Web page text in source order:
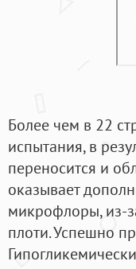
Более чем в 22
испытания, в
переносится и
оказывает
микрофлоры, из-
плоти. Успешно